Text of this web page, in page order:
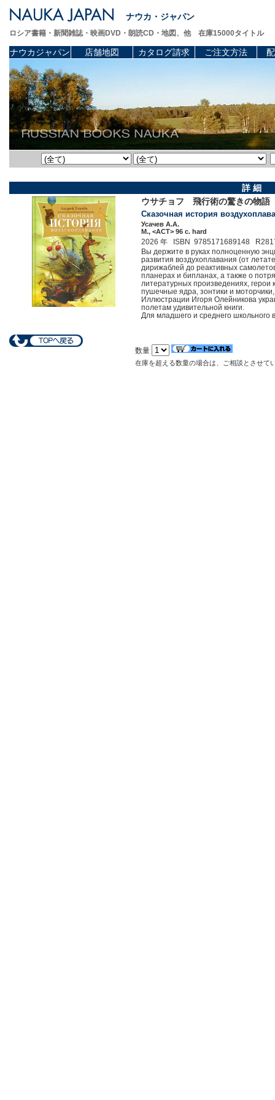
ナウカ・ジャパン
ロシア書籍・新聞雑誌・映画DVD・朗読CD・地図、他 在庫15000タイトル
ナウカジャパン 店舗地図 カタログ請求 ご注文方法
詳 細
ウサチョフ 飛行術の驚きの物
Сказочная история
Усачев А.А.
М., <АСТ> 96 c. hard
2026 年 ISBN 9785171689148
Вы держите в руках полноценную
развития воздухоплавания (от
дирижаблей до реактивных
планерах и бипланах, а также о
литературных произведениях,
пушечные ядра, зонтики и
Иллюстрации Игоря Олейникова
полетам удивительной книги.
Для младшего и среднего школьного
数量
在庫を超える数量の場合は、ご相談とさせて